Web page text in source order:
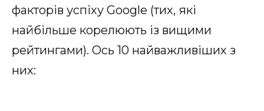
факторів успіху Google (тих, які
найбільше корелюють із вищими
рейтингами). Ось 10 найважливіших з
них: